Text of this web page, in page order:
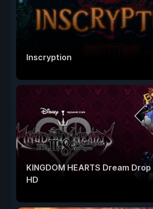
Inscryption
KINGDOM HEARTS Dream
HD